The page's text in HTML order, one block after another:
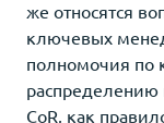
же относятся
ключевых
полномочия по
CoR, как